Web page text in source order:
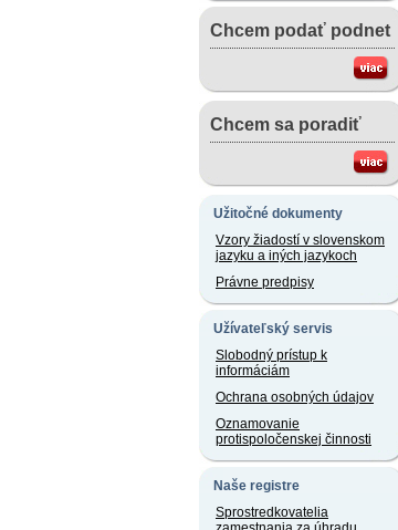
Chcem podať podnet
Chcem sa poradiť
Užitočné dokumenty
Vzory žiadostí v slovenskom
jazyku a iných jazykoch
Právne predpisy
Užívateľský servis
Slobodný prístup k
informáciám
Ochrana osobných údajov
Oznamovanie
protispoločenskej činnosti
Naše registre
Sprostredkovatelia